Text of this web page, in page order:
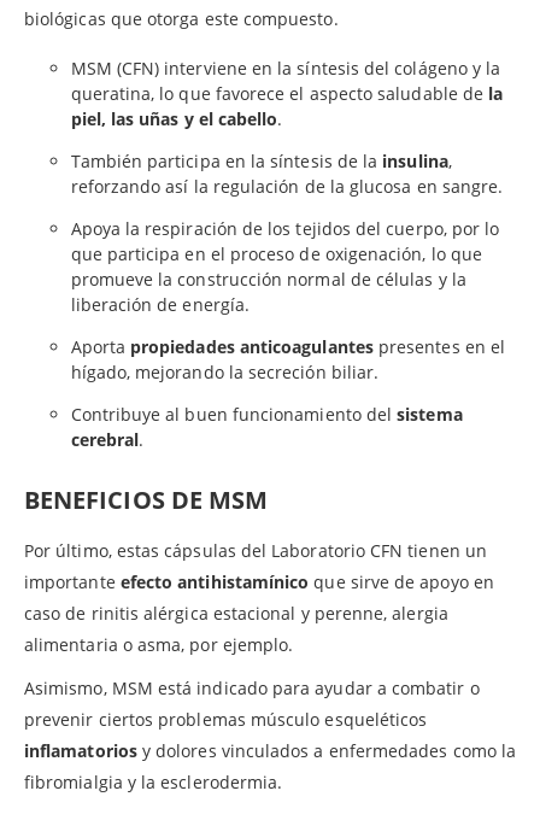
biológicas que otorga este compuesto.
MSM (CFN) interviene en la síntesis del colágeno y la
queratina, lo que favorece el aspecto saludable de la
piel, las uñas y el cabello.
También participa en la síntesis de la insulina,
reforzando así la regulación de la glucosa en sangre.
Apoya la respiración de los tejidos del cuerpo, por lo
que participa en el proceso de oxigenación, lo que
promueve la construcción normal de células y la
liberación de energía.
Aporta propiedades anticoagulantespresentes en el
hígado, mejorando la secreción biliar.
Contribuye al buen funcionamiento delsistema
cerebral.
BENEFICIOS DE MSM
Por último, estas cápsulas del Laboratorio CFN tienen un
importante efecto antihistamínico que sirve de apoyo en
caso de rinitis alérgica estacional y perenne, alergia
alimentaria o asma, por ejemplo.
Asimismo, MSM está indicado para ayudar a combatir o
prevenir ciertos problemas músculo esqueléticos
inflamatoriosy dolores vinculados a enfermedades como la
fibromialgia y la esclerodermia.